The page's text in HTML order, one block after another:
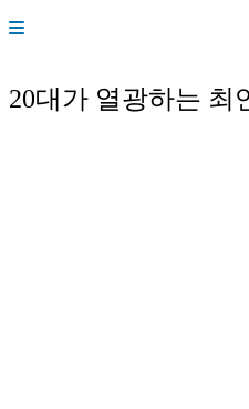
20대가 열광하는 최